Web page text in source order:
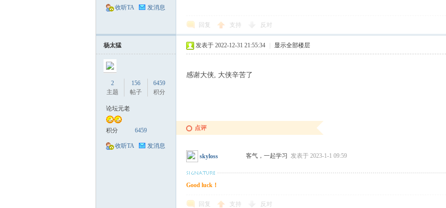
收听TA 发消息
回复 支持 反对
杨太猛
2
主题
156
帖子
6459
积分
论坛元老
积分 6459
收听TA 发消息
发表于 2022-12-31 21:55:34 显示全部楼层
感谢大侠, 大侠辛苦了
点评
skyloss 客气，一起学习 发表于 2023-1-1 09:59
Good luck！
回复 支持 反对